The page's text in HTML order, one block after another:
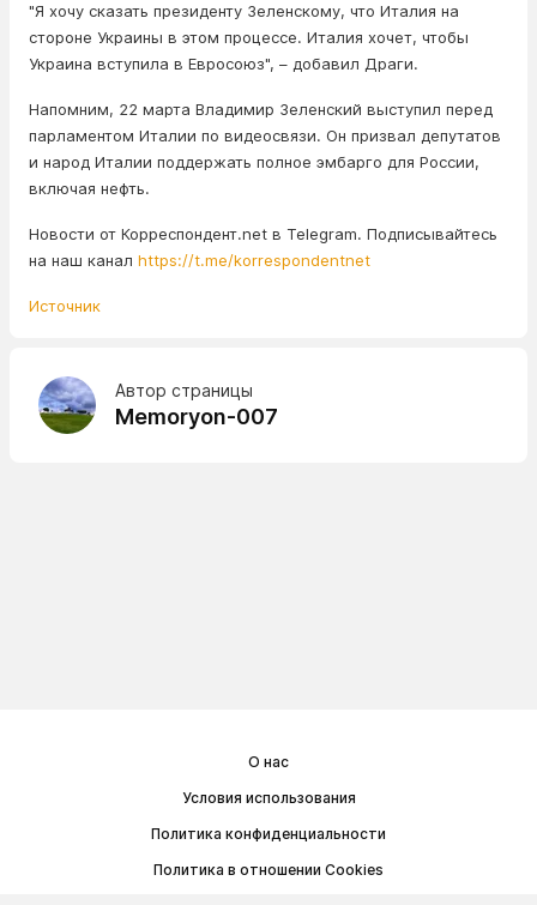
"Я хочу сказать президенту Зеленскому, что Италия на
стороне Украины в этом процессе. Италия хочет, чтобы
Украина вступила в Евросоюз", – добавил Драги.
Напомним, 22 марта Владимир Зеленский выступил перед
парламентом Италии по видеосвязи. Он призвал депутатов
и народ Италии поддержать полное эмбарго для России,
включая нефть.
Новости от Корреспондент.net в Telegram. Подписывайтесь
на наш канал https://t.me/korrespondentnet
Источник
Автор страницы
Memoryon-007
О нас
Условия использования
Политика конфиденциальности
Политика в отношении Cookies